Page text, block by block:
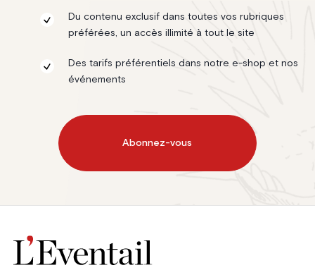
Du contenu exclusif dans toutes vos rubriques
préférées, un accès illimité à tout le site
Des tarifs préférentiels dans notre e-shop et nos
événements
Abonnez-vous